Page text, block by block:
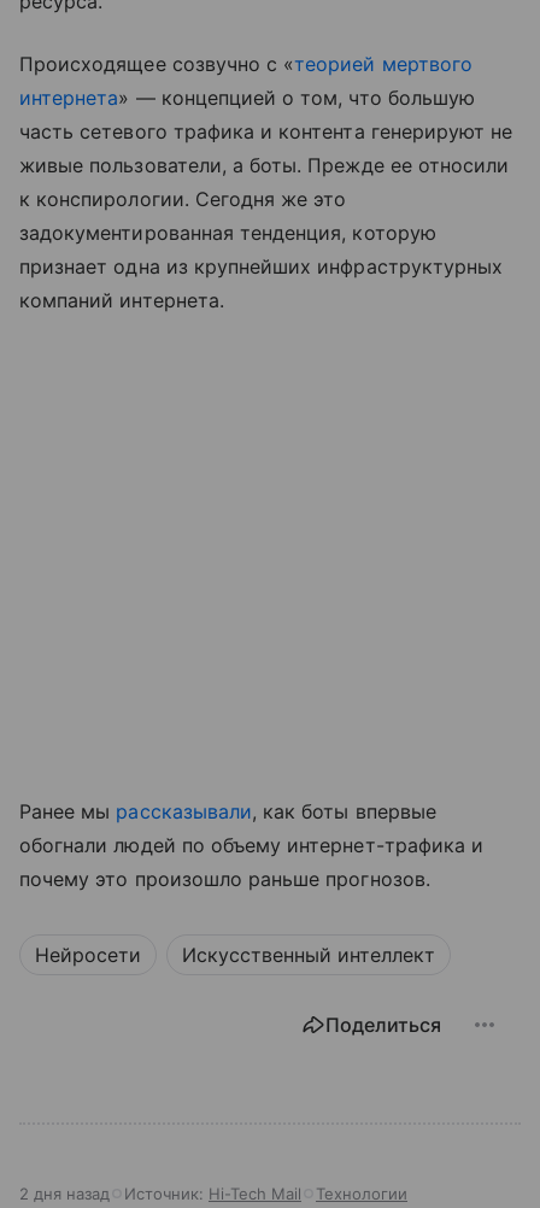
Происходящее созвучно с «теорией мертвого
интернета» — концепцией о том, что большую
часть сетевого трафика и контента генерируют не
живые пользователи, а боты. Прежде ее относили
к конспирологии. Сегодня же это
задокументированная тенденция, которую
признает одна из крупнейших инфраструктурных
компаний интернета.
Ранее мы рассказывали, как боты впервые
обогнали людей по объему интернет-трафика и
почему это произошло раньше прогнозов.
Нейросети Искусственный интеллект
Поделиться
2 дня назад Источник: Hi-Tech Mail Технологии